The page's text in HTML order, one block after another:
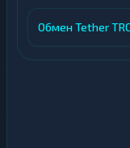
Обмен Tether